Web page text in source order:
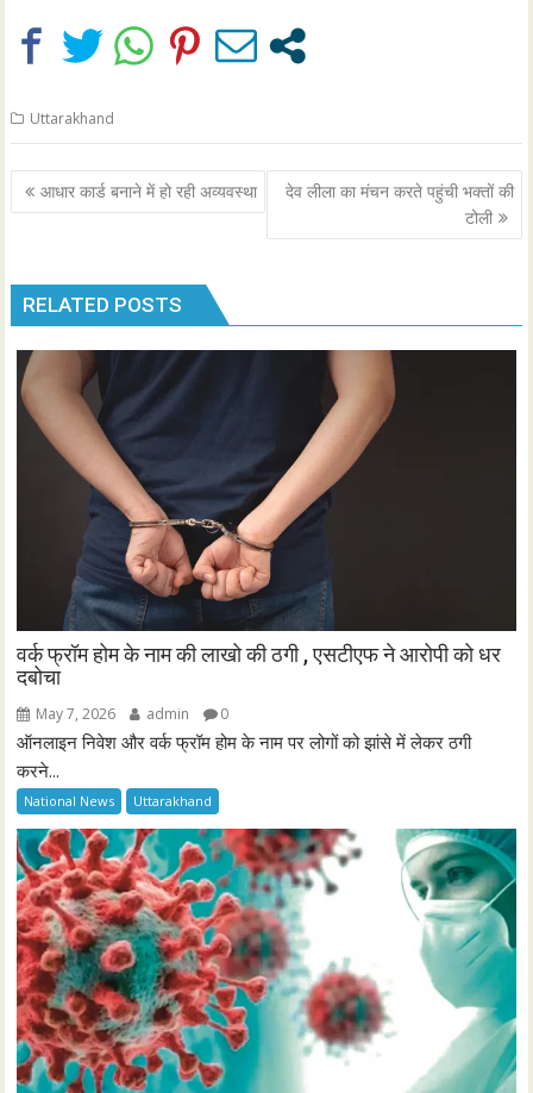
Uttarakhand
Post
navigation
आधार कार्ड बनाने में हो रही अव्यवस्था
देव लीला का मंचन करते पहुंची भक्तों की
टोली
RELATED POSTS
वर्क फ्रॉम होम के नाम की लाखो की ठगी , एसटीएफ ने आरोपी को धर
दबोचा
May 7, 2026 admin 0
ऑनलाइन निवेश और वर्क फ्रॉम होम के नाम पर लोगों को झांसे में लेकर ठगी
करने...
National News Uttarakhand